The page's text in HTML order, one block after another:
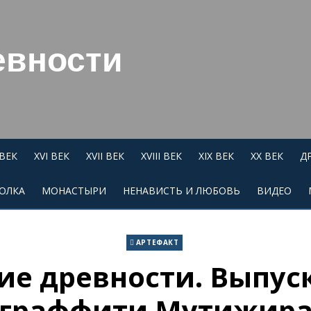
XVI ВЕК XVII ВЕК XVIII ВЕК XIX ВЕК XX ВЕК
МОНАСТЫРИ НЕНАВИСТЬ И ЛЮБОВЬ ВИДЕО
АРТЕФАКТ
древности.